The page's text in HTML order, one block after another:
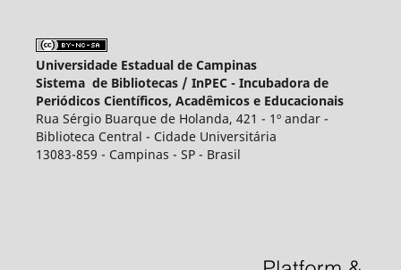
Universidade Estadual de Campinas
Sistema de Bibliotecas / InPEC - Incubadora de
Periódicos Científicos, Acadêmicos e Educacionais
Rua Sérgio Buarque de Holanda, 421 - 1º andar -
Biblioteca Central - Cidade Universitária
13083-859 - Campinas - SP - Brasil